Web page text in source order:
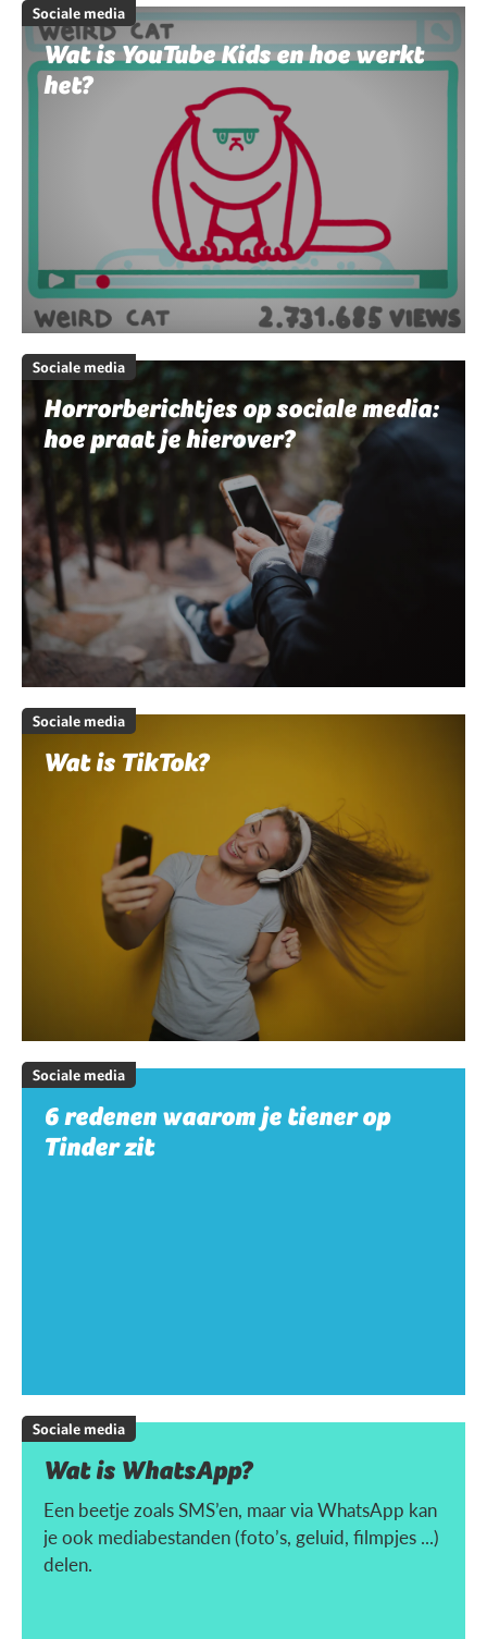
Sociale media
Wat is YouTube Kids en hoe werkt
het?
Sociale media
Horrorberichtjes op sociale media:
hoe praat je hierover?
Sociale media
Wat is TikTok?
Sociale media
6 redenen waarom je tiener op
Tinder zit
Sociale media
Wat is WhatsApp?
Een beetje zoals SMS’en, maar via WhatsApp kan
je ook mediabestanden (foto’s, geluid, filmpjes ...)
delen.